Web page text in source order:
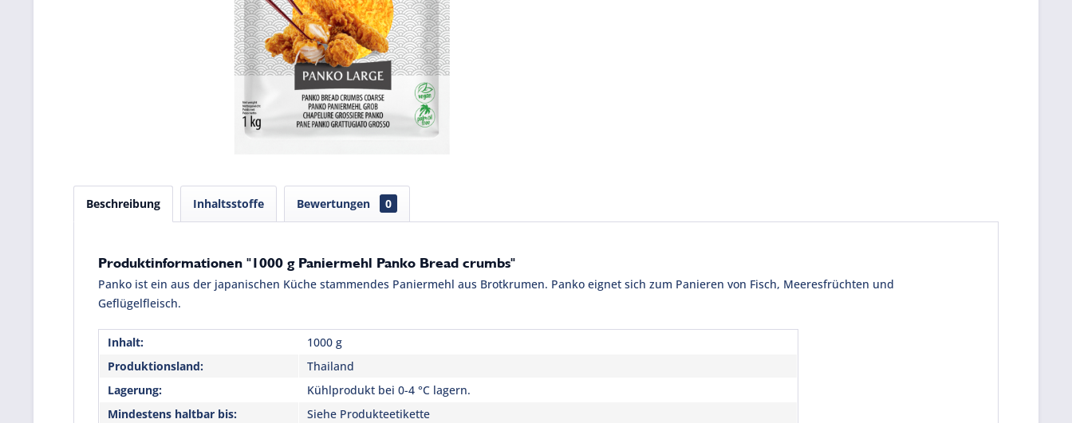
Beschreibung Inhaltsstoffe Bewertungen 0
Produktinformationen "1000 g Paniermehl Panko Bread crumbs"
Panko ist ein aus der japanischen Küche stammendes Paniermehl aus Brotkrumen. Panko eignet sich zum Panieren von Fisch, Meeresfrüchten und
Geflügelfleisch.
Inhalt:
1000 g
Produktionsland:
Thailand
Lagerung:
Kühlprodukt bei 0-4 °C lagern.
Mindestens haltbar bis:
Siehe Produkteetikette